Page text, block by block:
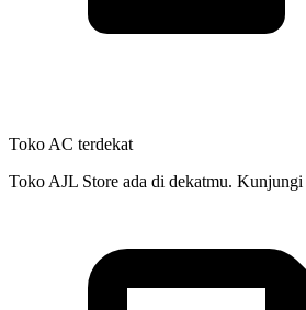
Toko AC terdekat
Toko AJL Store ada di dekatmu. Kunjungi